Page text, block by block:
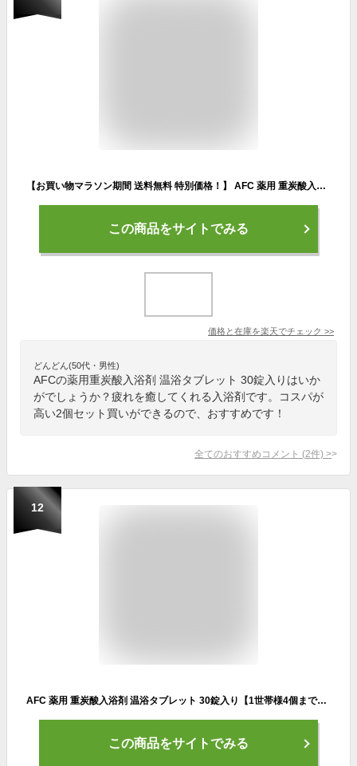
【お買い物マラソン期間 送料無料 特別価格！】 AFC 薬用 重炭酸入浴剤 温浴タブレット 30錠入り 2個セット【1世帯様3セットまで】
この商品をサイトでみる
価格と在庫を楽天でチェック >>
どんどん(50代・男性)
AFCの薬用重炭酸入浴剤 温浴タブレット 30錠入りはいか
がでしょうか？疲れを癒してくれる入浴剤です。コスパが
高い2個セット買いができるので、おすすめです！
全てのおすすめコメント (2件) >
12
AFC 薬用 重炭酸入浴剤 温浴タブレット 30錠入り【1世帯様4個まで】 炭酸 入浴剤 冷え性 腰痛 疲労回復
この商品をサイトでみる